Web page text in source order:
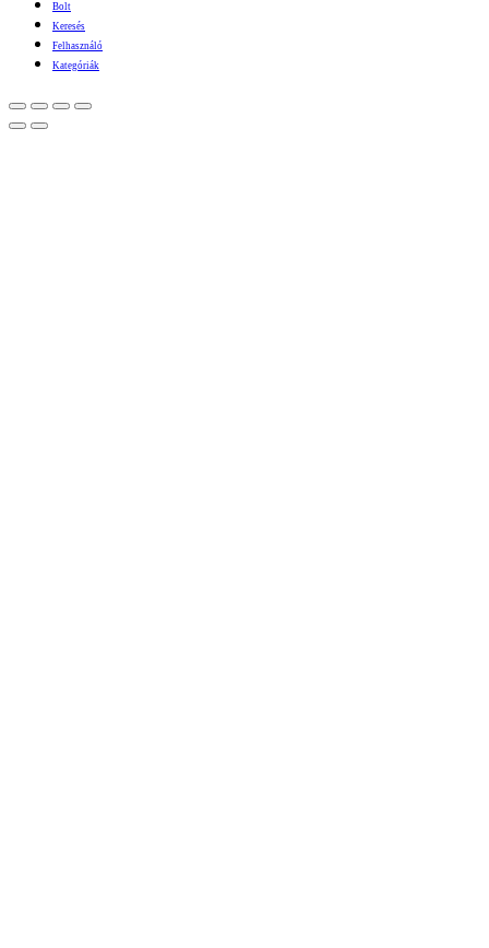
Bolt
Keresés
Felhasználó
Kategóriák